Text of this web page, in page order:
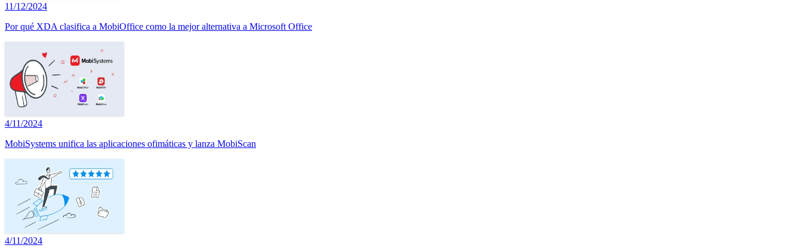
11/12/2024
Por qué XDA clasifica a MobiOffice como la mejor alternativa a Microsoft Office
4/11/2024
MobiSystems unifica las aplicaciones ofimáticas y lanza MobiScan
4/11/2024